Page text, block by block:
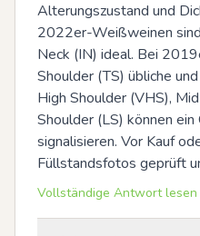
Alterungszustand und
2022er-Weißweinen
Neck (IN) ideal. Bei
Shoulder (TS) übliche
High Shoulder (VHS),
Shoulder (LS) können
signalisieren. Vor Kauf
Füllstandsfotos geprüft
Vollständige Antwort